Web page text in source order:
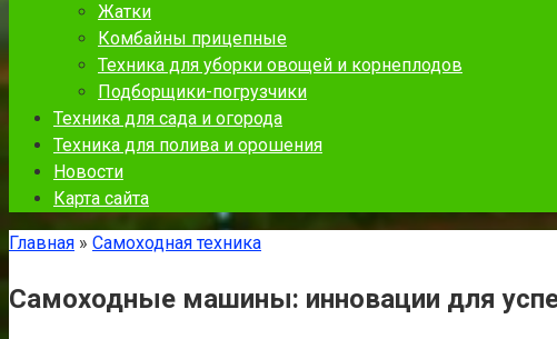
Жатки
Комбайны прицепные
Техника для уборки овощей и корнеплодов
Подборщики-погрузчики
Техника для сада и огорода
Техника для полива и орошения
Новости
Карта сайта
Главная » Самоходная техника
Самоходные машины: инновации для